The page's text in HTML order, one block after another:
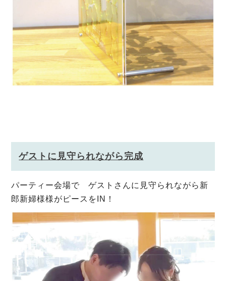
ゲストに見守られながら完成
パーティー会場で ゲストさんに見守られながら新
郎新婦様様がピースをIN！